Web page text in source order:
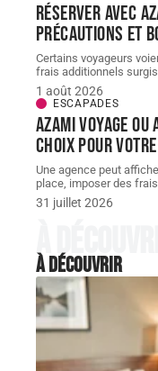
Réserver avec
précautions et
Certains voyageurs
frais additionnels
1 août 2026
ESCAPADES
AZAMI VOYAGE
choix pour
Une agence peut
place, imposer des
31 juillet 2026
À découvrir
À découvrir